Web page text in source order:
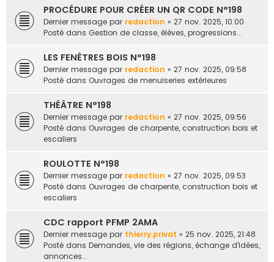
PROCÉDURE POUR CRÉER UN QR CODE N°198
Dernier message par redaction « 27 nov. 2025, 10:00
Posté dans Gestion de classe, élèves, progressions...
LES FENÊTRES BOIS N°198
Dernier message par redaction « 27 nov. 2025, 09:58
Posté dans Ouvrages de menuiseries extérieures
THÉÂTRE N°198
Dernier message par redaction « 27 nov. 2025, 09:56
Posté dans Ouvrages de charpente, construction bois et
escaliers
ROULOTTE N°198
Dernier message par redaction « 27 nov. 2025, 09:53
Posté dans Ouvrages de charpente, construction bois et
escaliers
CDC rapport PFMP 2AMA
Dernier message par thierry.privat « 25 nov. 2025, 21:48
Posté dans Demandes, vie des régions, échange d'idées,
annonces...